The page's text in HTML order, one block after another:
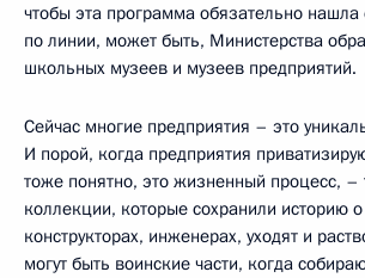
чтобы эта программа обязательно
по линии, может быть, Министерства
школьных музеев и музеев предприятий.
Сейчас многие предприятия – это
И порой, когда предприятия
тоже понятно, это жизненный процесс, –
коллекции, которые сохранили историю
конструкторах, инженерах, уходят и
могут быть воинские части, когда